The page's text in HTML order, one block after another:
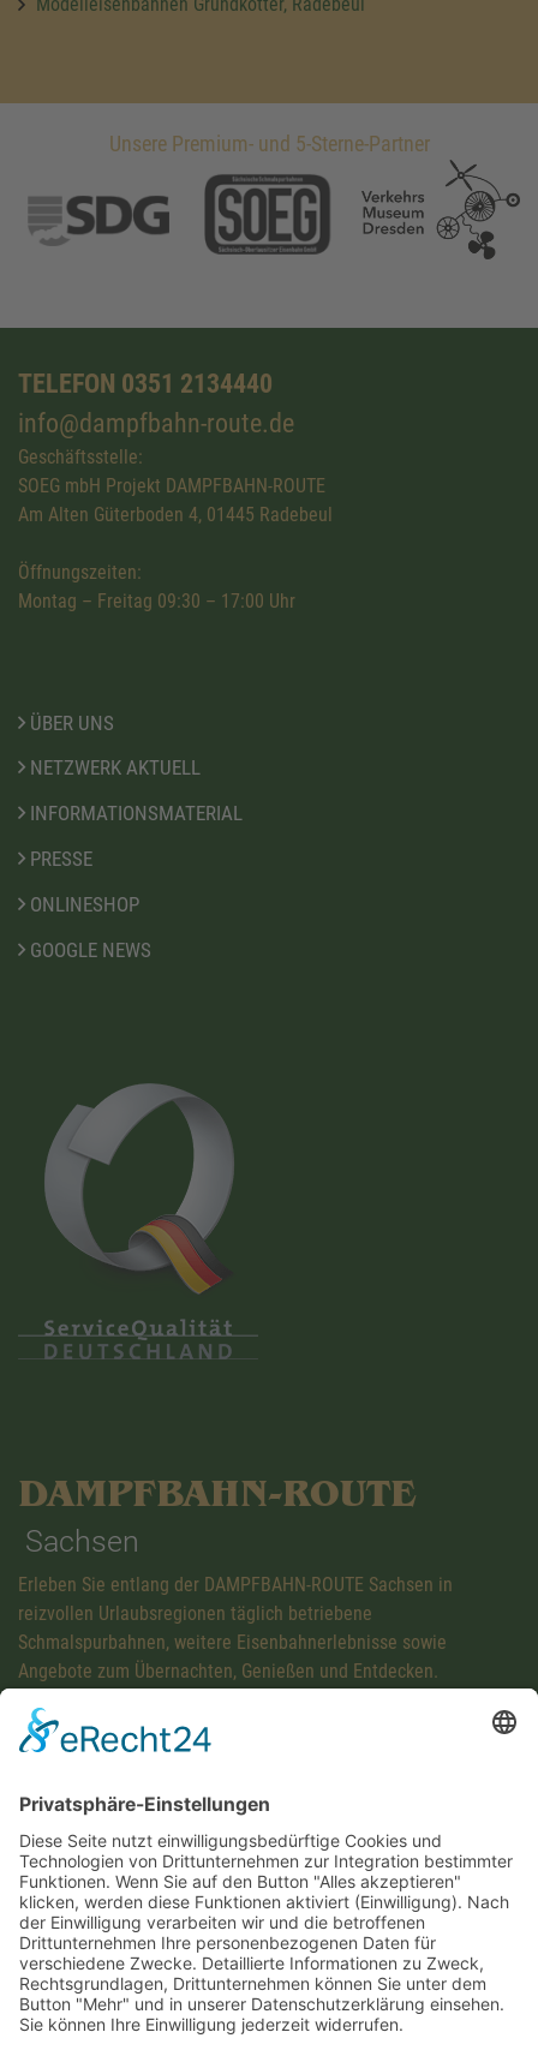
Unsere Premium- und 5-Sterne-Partner
TELEFON 0351 2134440
info@dampfbahn-route.de
Geschäftsstelle:
SOEG mbH Projekt DAMPFBAHN-ROUTE
Am Alten Güterboden 4, 01445 Radebeul
Öffnungszeiten:
Montag – Freitag 09:30 – 17:00 Uhr
ÜBER UNS
NETZWERK AKTUELL
INFORMATIONSMATERIAL
PRESSE
ONLINESHOP
GOOGLE NEWS
DAMPFBAHN-ROUTE
Sachsen
Erleben Sie entlang der DAMPFBAHN-ROUTE Sachsen in
reizvollen Urlaubsregionen täglich betriebene
Schmalspurbahnen, weitere Eisenbahnerlebnisse sowie
Angebote zum Übernachten, Genießen und Entdecken.